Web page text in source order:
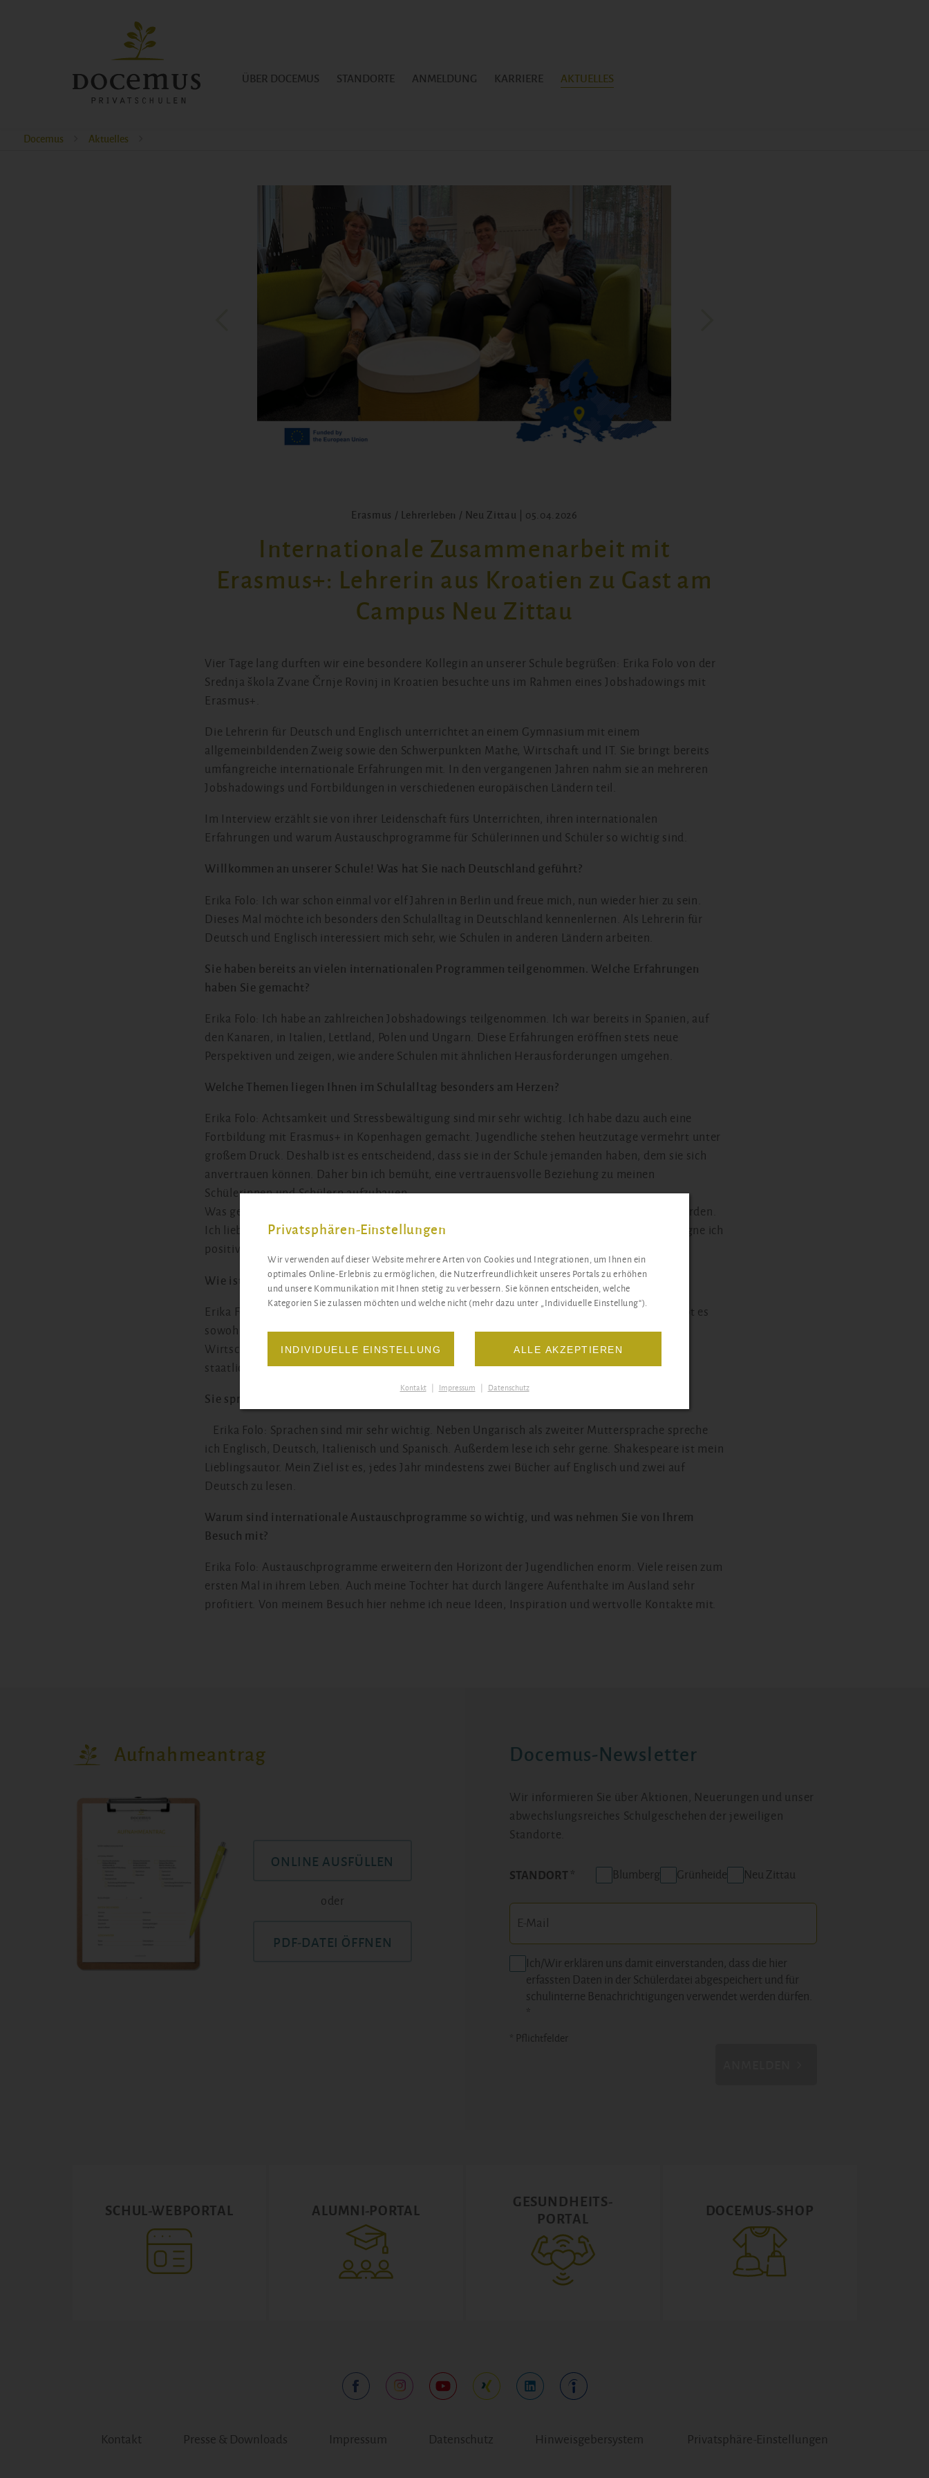
ÜBER DOCEMUS STANDORTE ANMELDUNG KARRIERE AKTUELLES
Docemus Aktuelles
Erasmus / Lehrerleben / Neu Zittau | 05.04.2026
Internationale Zusammenarbeit mit
Erasmus+: Lehrerin aus Kroatien zu Gast am
Campus Neu Zittau
Vier Tage lang durften wir eine besondere Kollegin an unserer Schule begrüßen: Erika Folo von der
Srednja škola Zvane Črnje Rovinj in Kroatien besuchte uns im Rahmen eines Jobshadowings mit
Erasmus+.
Die Lehrerin für Deutsch und Englisch unterrichtet an einem Gymnasium mit einem
allgemeinbildenden Zweig sowie den Schwerpunkten Mathe, Wirtschaft und IT. Sie bringt bereits
umfangreiche internationale Erfahrungen mit. In den vergangenen Jahren nahm sie an mehreren
Jobshadowings und Fortbildungen in verschiedenen europäischen Ländern teil.
Im Interview erzählt sie von ihrer Leidenschaft fürs Unterrichten, ihren internationalen
Erfahrungen und warum Austauschprogramme für Schülerinnen und Schüler so wichtig sind.
Willkommen an unserer Schule! Was hat Sie nach Deutschland geführt?
Erika Folo: Ich war schon einmal vor elf Jahren in Berlin und freue mich, nun wieder hier zu sein.
Dieses Mal möchte ich besonders den Schulalltag in Deutschland kennenlernen. Als Lehrerin für
Deutsch und Englisch interessiert mich sehr, wie Schulen in anderen Ländern arbeiten.
Sie haben bereits an vielen internationalen Programmen teilgenommen. Welche Erfahrungen
haben Sie gemacht?
Erika Folo: Ich habe an zahlreichen Jobshadowings teilgenommen. Ich war bereits in Spanien, auf
den Kanaren, in Italien, Lettland, Polen und Ungarn. Diese Erfahrungen eröffnen stets neue
Perspektiven und zeigen, wie andere Schulen mit ähnlichen Herausforderungen umgehen.
Welche Themen liegen Ihnen im Schulalltag besonders am Herzen?
Erika Folo: Achtsamkeit und Stressbewältigung sind mir sehr wichtig. Ich habe dazu auch eine
Fortbildung mit Erasmus+ in Kopenhagen gemacht. Jugendliche stehen heutzutage vermehrt unter
großem Druck. Deshalb ist es entscheidend, dass sie in der Schule jemanden haben, dem sie sich
anvertrauen können. Daher bin ich bemüht, eine vertrauensvolle Beziehung zu meinen
Schülerinnen und Schülern aufzubauen.
Was gefällt Ihnen besonders an Ihrem Beruf? Erika Folo: Ich wollte schon immer Lehrerin werden.
Ich liebe es, Zeit mit den Schülerinnen und Schülern zu verbringen. Herausforderungen begegne ich
positiv und optimistisch. Gemeinsam findet man immer eine Lösung.
Wie ist das Schulsystem in Kroatien aufgebaut?
Erika Folo: Nach acht Jahren Grundschule folgen vier Jahre Gymnasium. An meiner Schule gibt es
sowohl einen allgemeinbildenden Zweig als auch berufsbildende Schwerpunkte wie Mathe,
Wirtschaft und IT. Die Jugendlichen belegen jedes Jahr bis zu 16 Fächer. Am Ende steht die
staatliche Abschlussprüfung, die Matura.
Sie sprechen mehrere Sprachen. Welche Rolle spielen Fremdsprachen und Literatur für Sie?
Erika Folo: Sprachen sind mir sehr wichtig. Neben Ungarisch als zweiter Muttersprache spreche
ich Englisch, Deutsch, Italienisch und Spanisch. Außerdem lese ich sehr gerne. Shakespeare ist mein
Lieblingsautor. Mein Ziel ist es, jedes Jahr mindestens zwei Bücher auf Englisch und zwei auf
Deutsch zu lesen.
Warum sind internationale Austauschprogramme so wichtig, und was nehmen Sie von Ihrem
Besuch mit?
Erika Folo: Austauschprogramme erweitern den Horizont der Jugendlichen enorm. Viele reisen zum
ersten Mal in ihrem Leben. Auch meine Tochter hat durch längere Aufenthalte im Ausland sehr
profitiert. Von meinem Besuch hier nehme ich neue Ideen, Inspiration und wertvolle Kontakte mit.
Aufnahmeantrag
ONLINE AUSFÜLLEN
oder
PDF-DATEI ÖFFNEN
Docemus-Newsletter
Wir informieren Sie über Aktionen, Neuerungen und unser
abwechslungsreiches Schulgeschehen der jeweiligen
Standorte.
STANDORT Blumberg Grünheide Neu Zittau
Ich/Wir erklären uns damit einverstanden, dass die hier
erfassten Daten in der Schülerdatei abgespeichert und für
schulinterne Benachrichtigungen verwendet werden dürfen.
*
* Pflichtfelder
SCHUL-WEBPORTAL ALUMNI-PORTAL
GESUNDHEITS-
PORTAL
DOCEMUS-SHOP
Kontakt Presse & Downloads Impressum Datenschutz Hinweisgebersystem Privatsphäre-Einstellungen
Privatsphären-Einstellungen
Wir verwenden auf dieser Website mehrere Arten von Cookies und Integrationen, um Ihnen ein
optimales Online-Erlebnis zu ermöglichen, die Nutzerfreundlichkeit unseres Portals zu erhöhen
und unsere Kommunikation mit Ihnen stetig zu verbessern. Sie können entscheiden, welche
Kategorien Sie zulassen möchten und welche nicht (mehr dazu unter „Individuelle Einstellung“).
INDIVIDUELLE EINSTELLUNG ALLE AKZEPTIEREN
Kontakt Impressum Datenschutz